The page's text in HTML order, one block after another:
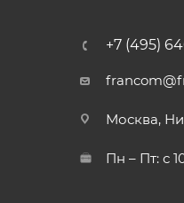
+7 (495)
Москва,
Пн – Пт: с